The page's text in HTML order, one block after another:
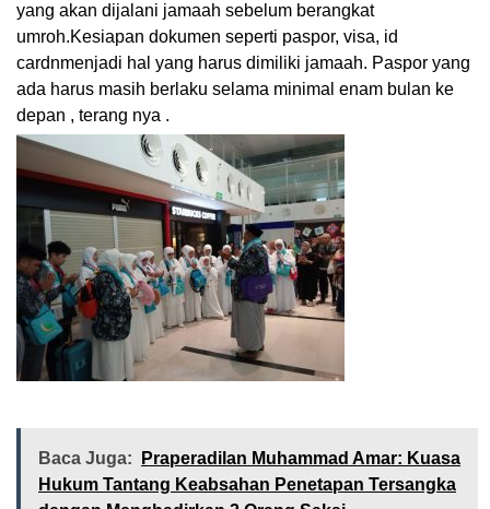
yang akan dijalani jamaah sebelum berangkat
umroh.Kesiapan dokumen seperti paspor, visa, id
cardnmenjadi hal yang harus dimiliki jamaah. Paspor yang
ada harus masih berlaku selama minimal enam bulan ke
depan , terang nya .
Baca Juga:
Praperadilan Muhammad Amar: Kuasa
Hukum Tantang Keabsahan Penetapan Tersangka